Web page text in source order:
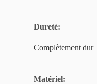
Dureté:
Complètement dur
Matériel: